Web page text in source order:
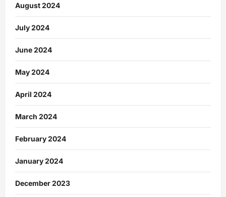
August 2024
July 2024
June 2024
May 2024
April 2024
March 2024
February 2024
January 2024
December 2023